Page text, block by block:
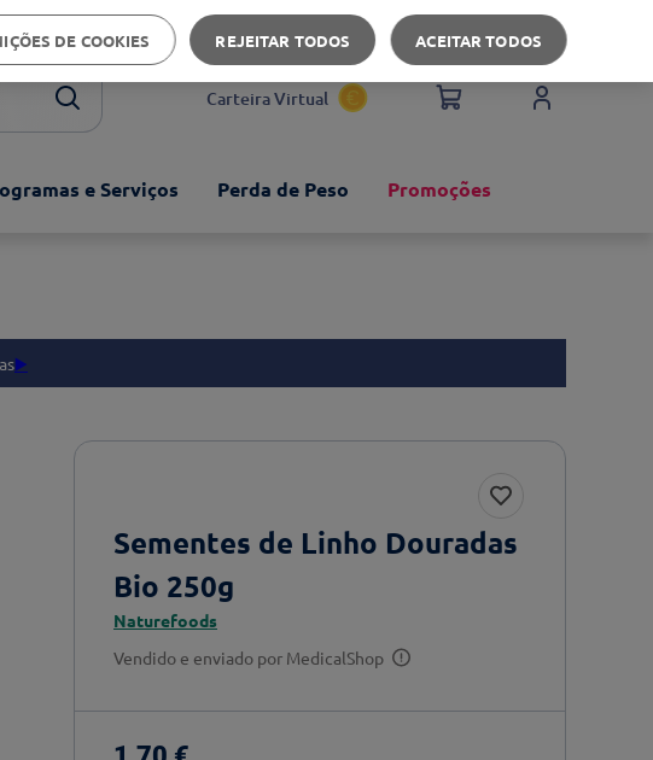
Apoio ao cliente
Carteira Virtual
e Serviços Perda de Peso Promoções
▶️
Sementes de Linho Douradas
Bio 250g
Naturefoods
Vendido e enviado por MedicalShop
DE COOKIES REJEITAR TODOS ACEITAR TODOS